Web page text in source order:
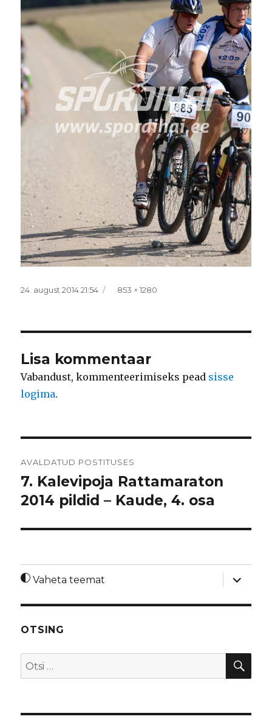
Postitatud
24. august 2014 21:54 Täissuurus
853 × 1280
Lisa kommentaar
Vabandust, kommenteerimiseks pead sisse
logima.
AVALDATUD POSTITUSES
7. Kalevipoja Rattamaraton
2014 pildid – Kaude, 4. osa
Vaheta teemat
laienda
OTSING
Otsi: